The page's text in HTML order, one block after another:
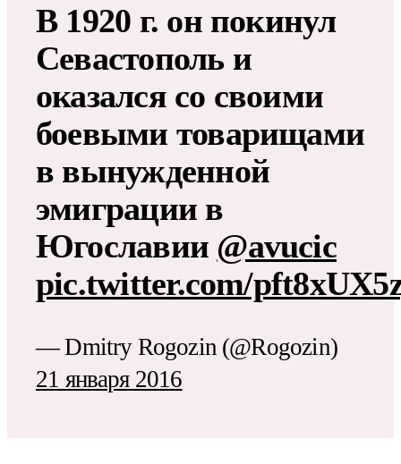
В 1920 г. он покинул
Севастополь и
оказался со своими
боевыми товарищами
в вынужденной
эмиграции в
Югославии @avucic
pic.twitter.com/
— Dmitry Rogozin (@Rogozin)
21 января 2016